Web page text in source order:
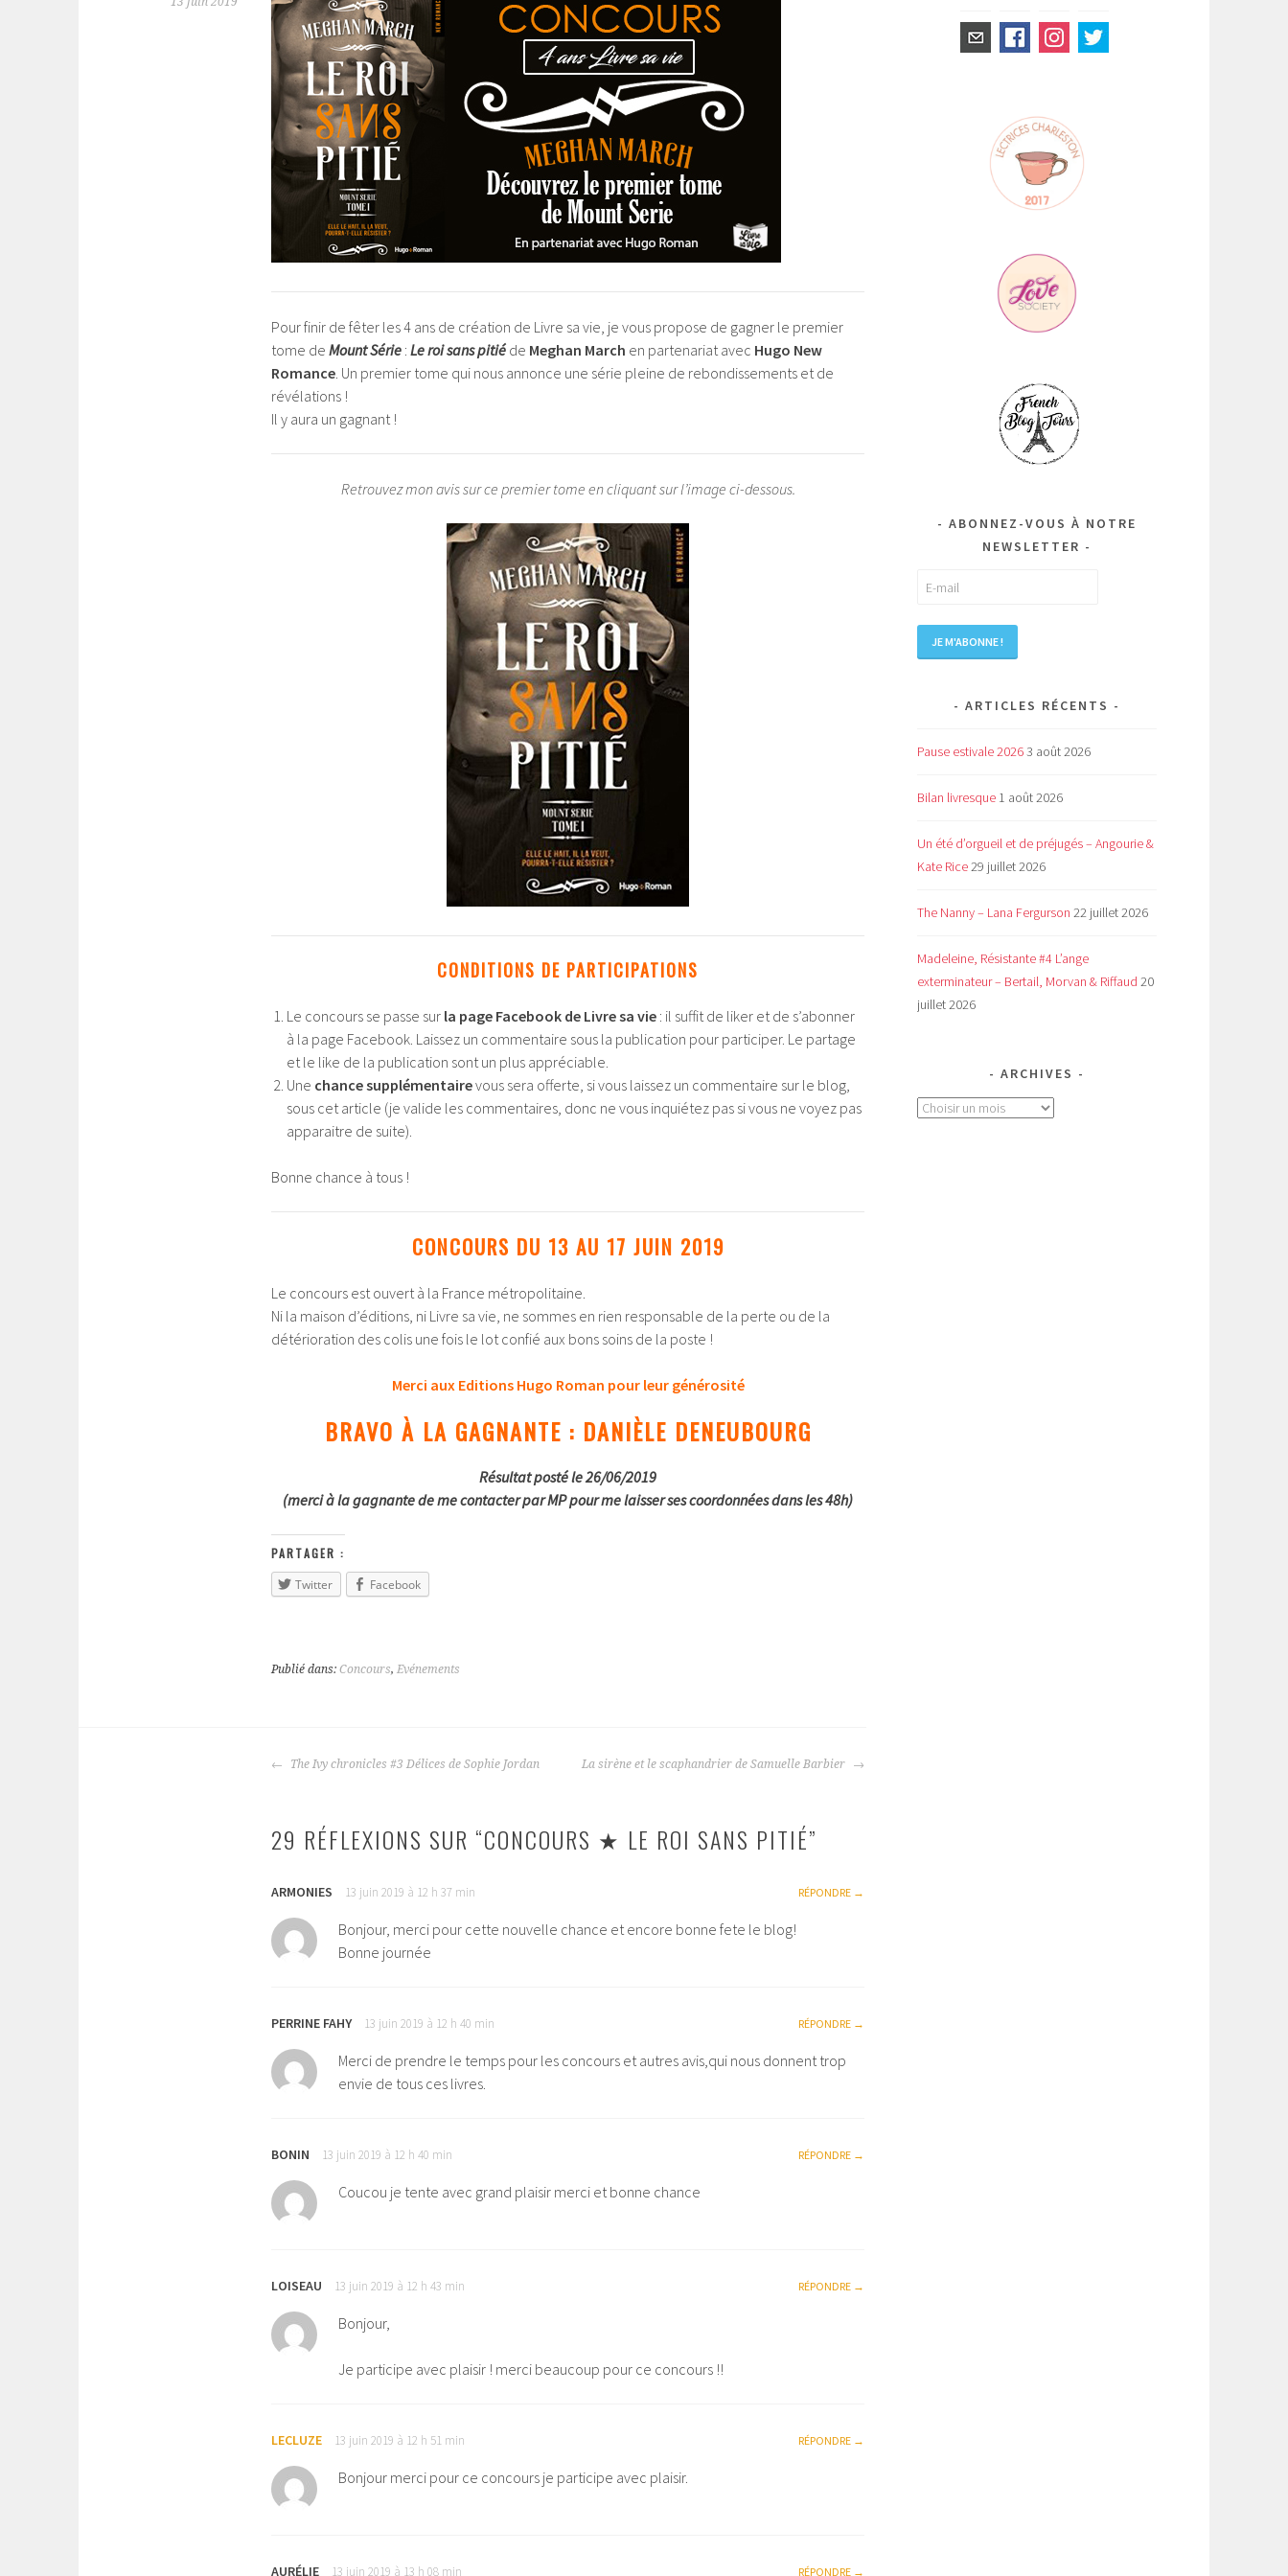
Pour finir de fêter les 4 ans de création de Livre sa vie, je vous propose de gagner le premier
tome de Mount Série : Le roi sans pitié de Meghan March en partenariat avec Hugo New
Romance. Un premier tome qui nous annonce une série pleine de rebondissements et de
révélations !
Il y aura un gagnant !
Retrouvez mon avis sur ce premier tome en cliquant sur l’image ci-dessous.
CONDITIONS DE PARTICIPATIONS
Le concours se passe sur la page Facebook de Livre sa vie : il suffit de liker et de s’abonner
à la page Facebook. Laissez un commentaire sous la publication pour participer. Le partage
et le like de la publication sont un plus appréciable.
Une chance supplémentairevous sera offerte, si vous laissez un commentaire sur le blog,
sous cet article (je valide les commentaires, donc ne vous inquiétez pas si vous ne voyez pas
apparaitre de suite).
Bonne chance à tous !
CONCOURS DU 13 AU 17 JUIN 2019
Le concours est ouvert à la France métropolitaine.
Ni la maison d’éditions, ni Livre sa vie, ne sommes en rien responsable de la perte ou de la
détérioration des colis une fois le lot confié aux bons soins de la poste !
Merci aux Editions Hugo Roman pour leur générosité
BRAVO À LA GAGNANTE : DANIÈLE DENEUBOURG
Résultat posté le 26/06/2019
(merci à la gagnante de me contacter par MP pour me laisser ses coordonnées dans les 48h)
PARTAGER :
Twitter
Facebook
Publié dans: Concours, Evénements
ARTICLES
The Ivy chronicles #3 Délices de Sophie Jordan La sirène et le scaphandrier de Samuelle Barbier
29 RÉFLEXIONS SUR “CONCOURS ★ LE ROI SANS PITIÉ”
ARMONIES 13 juin 2019 à 12 h 37 min RÉPONDRE
Bonjour, merci pour cette nouvelle chance et encore bonne fete le blog!
Bonne journée
PERRINE FAHY 13 juin 2019 à 12 h 40 min RÉPONDRE
Merci de prendre le temps pour les concours et autres avis,qui nous donnent trop
envie de tous ces livres.
BONIN 13 juin 2019 à 12 h 40 min RÉPONDRE
Coucou je tente avec grand plaisir merci et bonne chance
LOISEAU 13 juin 2019 à 12 h 43 min RÉPONDRE
Bonjour,
Je participe avec plaisir ! merci beaucoup pour ce concours !!
LECLUZE 13 juin 2019 à 12 h 51 min RÉPONDRE
Bonjour merci pour ce concours je participe avec plaisir.
AURÉLIE 13 juin 2019 à 13 h 08 min RÉPONDRE
ABONNEZ-VOUS À NOTRE
NEWSLETTER
ARTICLES RÉCENTS
Pause estivale 20263 août 2026
Bilan livresque 1 août 2026
Un été d’orgueil et de préjugés – Angourie &
Kate Rice29 juillet 2026
The Nanny – Lana Fergurson 22 juillet 2026
Madeleine, Résistante #4 L’ange
exterminateur – Bertail, Morvan & Riffaud 20
juillet 2026
ARCHIVES
Archives